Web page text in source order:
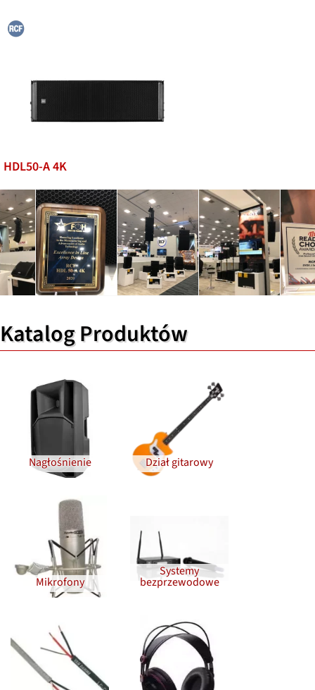
HDL50-A 4K
Katalog Produktów
Nagłośnienie Dział gitarowy
Mikrofony
Systemy
bezprzewodowe